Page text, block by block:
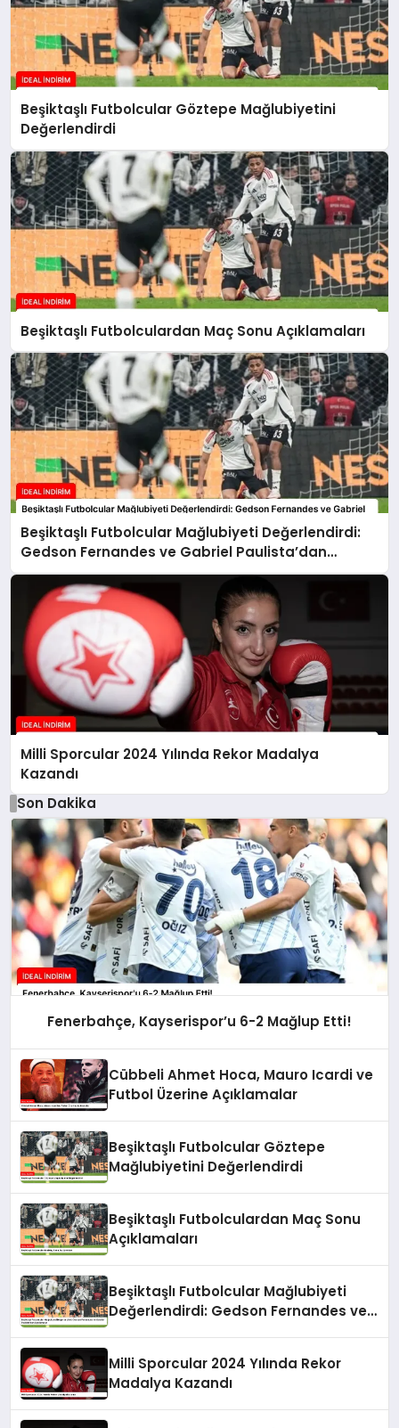
Beşiktaşlı Futbolcular Göztepe Mağlubiyetini
Değerlendirdi
Beşiktaşlı Futbolculardan Maç Sonu Açıklamaları
Beşiktaşlı Futbolcular Mağlubiyeti Değerlendirdi:
Gedson Fernandes ve Gabriel Paulista’dan
Açıklamalar
Milli Sporcular 2024 Yılında Rekor Madalya
Kazandı
Son Dakika
Fenerbahçe, Kayserispor’u 6-2 Mağlup Etti!
Cübbeli Ahmet Hoca, Mauro Icardi ve
Futbol Üzerine Açıklamalar
Beşiktaşlı Futbolcular Göztepe
Mağlubiyetini Değerlendirdi
Beşiktaşlı Futbolculardan Maç Sonu
Açıklamaları
Beşiktaşlı Futbolcular Mağlubiyeti
Değerlendirdi: Gedson Fernandes ve
Milli Sporcular 2024 Yılında Rekor
Madalya Kazandı